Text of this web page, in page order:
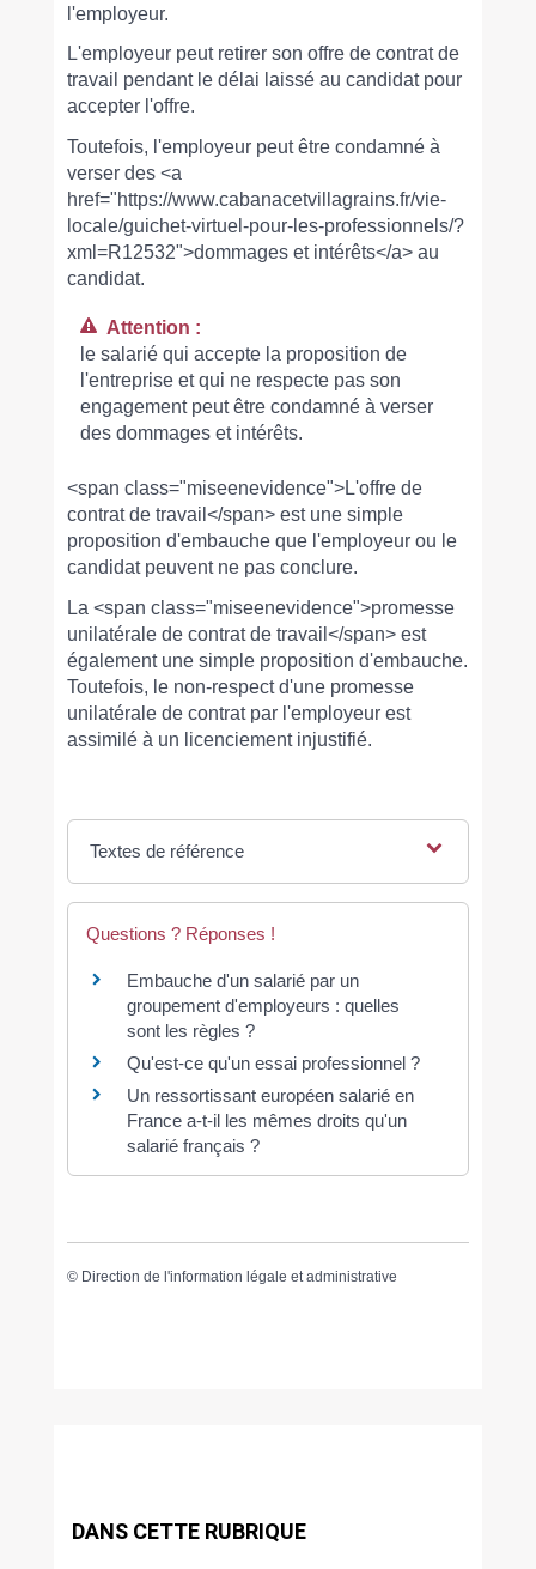
l'employeur.
L'employeur peut retirer son offre de contrat de
travail pendant le délai laissé au candidat pour
accepter l'offre.
Toutefois, l'employeur peut être condamné à
verser des <a
href="https://www.cabanacetvillagrains.fr/vie-
locale/guichet-virtuel-pour-les-professionnels/?
xml=R12532">dommages et intérêts</a> au
candidat.
Attention :
le salarié qui accepte la proposition de
l'entreprise et qui ne respecte pas son
engagement peut être condamné à verser
des dommages et intérêts.
<span class="miseenevidence">L'offre de
contrat de travail</span> est une simple
proposition d'embauche que l'employeur ou le
candidat peuvent ne pas conclure.
La <span class="miseenevidence">promesse
unilatérale de contrat de travail</span> est
également une simple proposition d'embauche.
Toutefois, le non-respect d'une promesse
unilatérale de contrat par l'employeur est
assimilé à un licenciement injustifié.
Textes de référence
Questions ? Réponses !
Embauche d'un salarié par un
groupement d'employeurs : quelles
sont les règles ?
Qu'est-ce qu'un essai professionnel ?
Un ressortissant européen salarié en
France a-t-il les mêmes droits qu'un
salarié français ?
© Direction de l'information légale et administrative
DANS CETTE RUBRIQUE